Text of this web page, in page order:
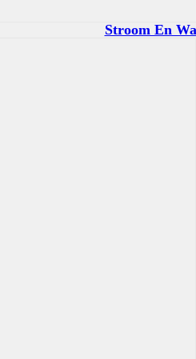
Stroom En